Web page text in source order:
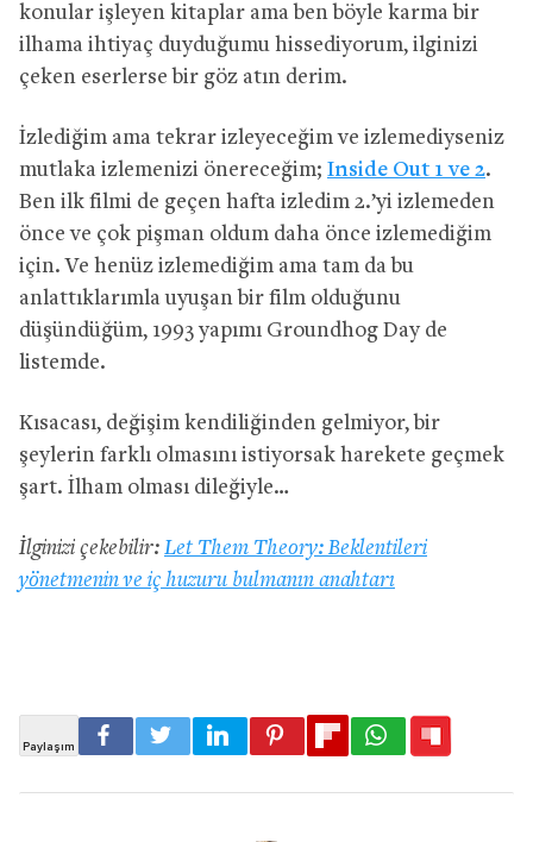
konular işleyen kitaplar ama ben böyle karma bir
ilhama ihtiyaç duyduğumu hissediyorum, ilginizi
çeken eserlerse bir göz atın derim.
İzlediğim ama tekrar izleyeceğim ve izlemediyseniz
mutlaka izlemenizi önereceğim; Inside Out 1 ve 2.
Ben ilk filmi de geçen hafta izledim 2.’yi izlemeden
önce ve çok pişman oldum daha önce izlemediğim
için. Ve henüz izlemediğim ama tam da bu
anlattıklarımla uyuşan bir film olduğunu
düşündüğüm, 1993 yapımı Groundhog Day de
listemde.
Kısacası, değişim kendiliğinden gelmiyor, bir
şeylerin farklı olmasını istiyorsak harekete geçmek
şart. İlham olması dileğiyle…
İlginizi çekebilir: Let Them Theory: Beklentileri
yönetmenin ve iç huzuru bulmanın anahtarı